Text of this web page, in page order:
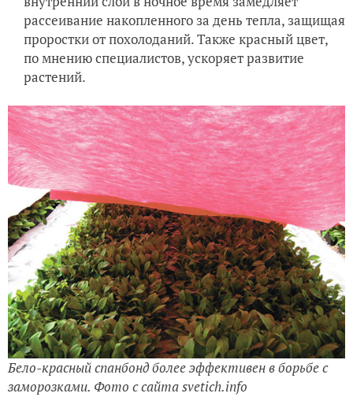
рассеивание накопленного за день тепла, защищая
проростки от похолоданий. Также красный цвет,
по мнению специалистов, ускоряет развитие
растений.
Бело-красный спанбонд более эффективен в борьбе с
заморозками. Фото с сайта svetich.info